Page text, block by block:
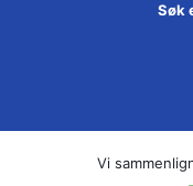
Søk
Vi